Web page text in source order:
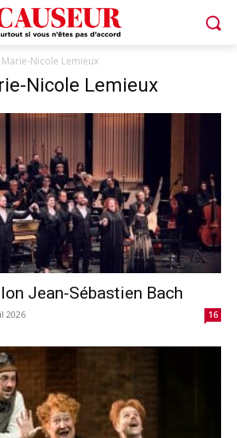
Marie-Nicole Lemieux
Nicole Lemieux
Jean-Sébastien Bach
2026 16